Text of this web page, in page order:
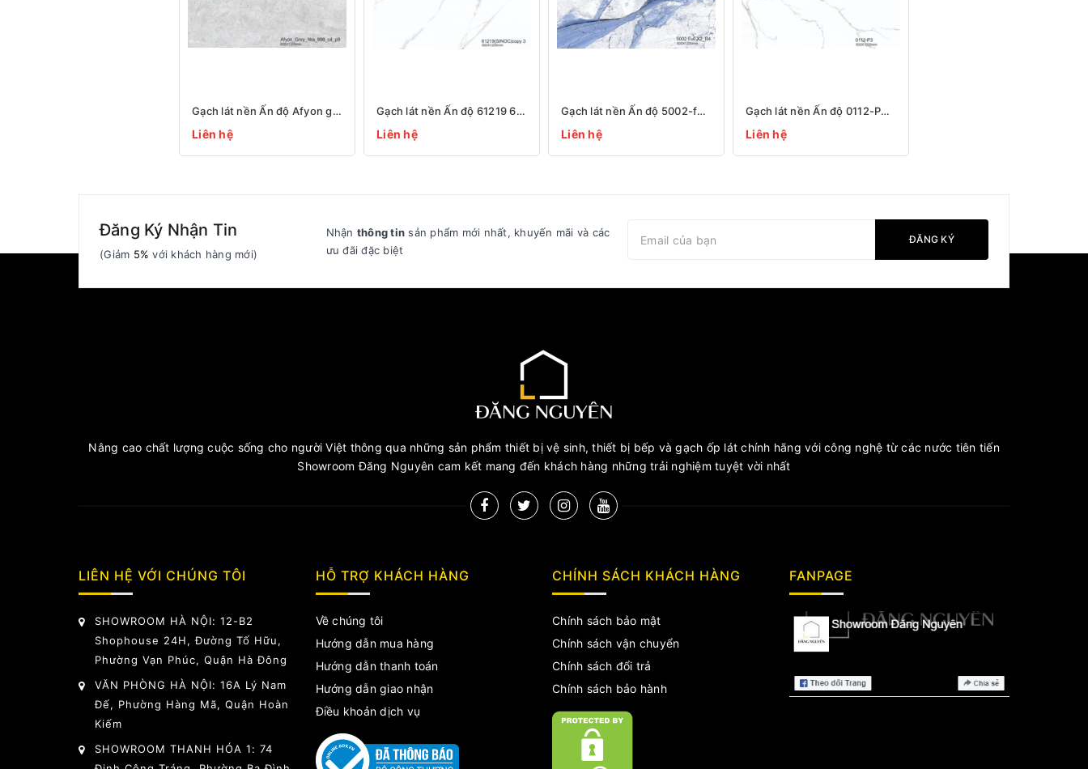
Gạch lát nền Ấn độ Afyon grey nra 998 c4 p9 600x1200
Liên hệ
Gạch lát nền Ấn độ 61219 600x1200
Liên hệ
Gạch lát nền Ấn độ 5002-full-X2-R4 600x1200
Liên hệ
Gạch lát nền Ấn độ 0112-P3 600x1200
Liên hệ
Đăng Ký Nhận Tin
(Giảm 5% với khách hàng mới)
Nhận thông tin sản phẩm mới nhất, khuyến mãi và các
ưu đãi đặc biệt
ĐĂNG KÝ
Nâng cao chất lượng cuộc sống cho người Việt thông qua những sản phẩm thiết bị vệ sinh, thiết bị bếp và gạch ốp lát chính hãng với công nghệ từ các nước tiên tiến
Showroom Đăng Nguyên cam kết mang đến khách hàng những trải nghiệm tuyệt vời nhất
LIÊN HỆ VỚI CHÚNG TÔI
SHOWROOM HÀ NỘI: 12-B2
Shophouse 24H, Đường Tố Hữu,
Phường Vạn Phúc, Quận Hà Đông
VĂN PHÒNG HÀ NỘI: 16A Lý Nam
Đế, Phường Hàng Mã, Quận Hoàn
Kiếm
SHOWROOM THANH HÓA 1: 74
HỖ TRỢ KHÁCH HÀNG
Về chúng tôi
Hướng dẫn mua hàng
Hướng dẫn thanh toán
Hướng dẫn giao nhận
Điều khoản dịch vụ
CHÍNH SÁCH KHÁCH HÀNG
Chính sách bảo mật
Chính sách vận chuyển
Chính sách đổi trả
Chính sách bảo hành
FANPAGE